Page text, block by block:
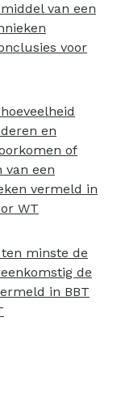
van een
voor
en
of
van een
vermeld in
WT
minste de
de
in BBT